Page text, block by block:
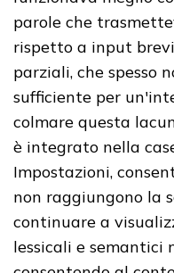
parole che
rispetto a input
parziali, che spesso
sufficiente per
colmare questa
è integrato nella
Impostazioni,
non raggiungono la
continuare a
lessicali e semantici